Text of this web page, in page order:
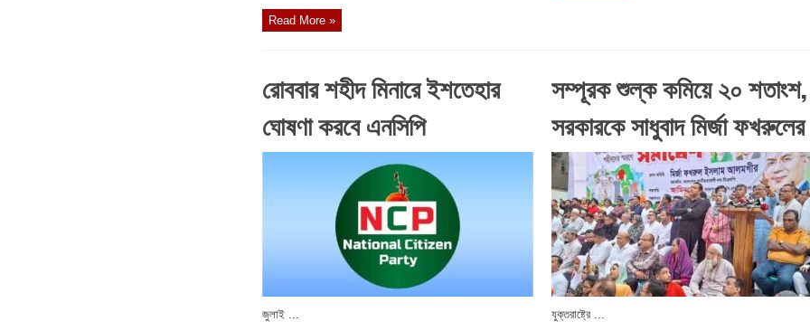
Read More »
রোববার শহীদ মিনারে ইশতেহার
ঘোষণা করবে এনসিপি
জুলাই ...
সম্পূরক শুল্ক কমিয়ে ২০ শতাংশ,
সরকারকে সাধুবাদ মির্জা ফখরুলের
যুক্তরাষ্ট্রে ...